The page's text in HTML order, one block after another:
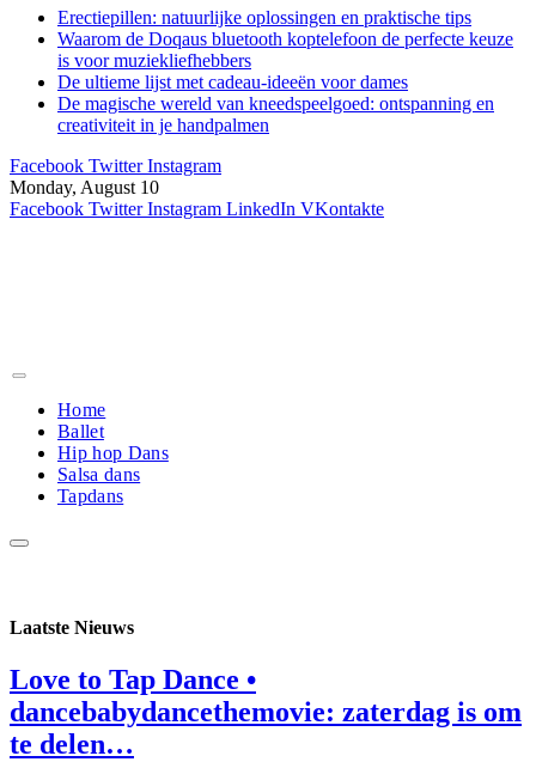
Erectiepillen: natuurlijke oplossingen en praktische tips
Waarom de Doqaus bluetooth koptelefoon de perfecte keuze
is voor muziekliefhebbers
De ultieme lijst met cadeau-ideeën voor dames
De magische wereld van kneedspeelgoed: ontspanning en
creativiteit in je handpalmen
Facebook Twitter Instagram
Monday, August 10
Facebook Twitter Instagram LinkedIn VKontakte
Home
Ballet
Hip hop Dans
Salsa dans
Tapdans
Laatste Nieuws
Love to Tap Dance •
dancebabydancethemovie: zaterdag is om
te delen…